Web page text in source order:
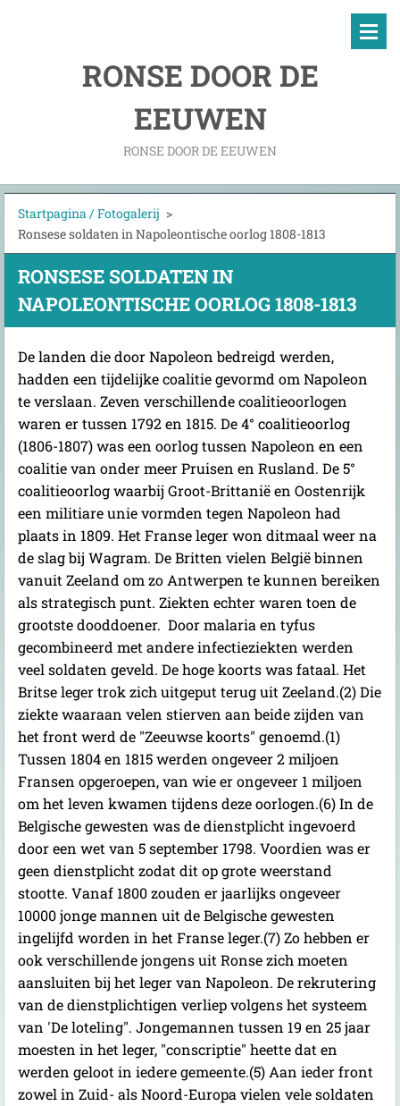
RONSE DOOR DE
EEUWEN
RONSE DOOR DE EEUWEN
Startpagina / Fotogalerij >
Ronsese soldaten in Napoleontische oorlog 1808-1813
RONSESE SOLDATEN IN
NAPOLEONTISCHE OORLOG 1808-1813
De landen die door Napoleon bedreigd werden,
hadden een tijdelijke coalitie gevormd om Napoleon
te verslaan. Zeven verschillende coalitieoorlogen
waren er tussen 1792 en 1815. De 4° coalitieoorlog
(1806-1807) was een oorlog tussen Napoleon en een
coalitie van onder meer Pruisen en Rusland. De 5°
coalitieoorlog waarbij Groot-Brittanië en Oostenrijk
een militiare unie vormden tegen Napoleon had
plaats in 1809. Het Franse leger won ditmaal weer na
de slag bij Wagram. De Britten vielen België binnen
vanuit Zeeland om zo Antwerpen te kunnen bereiken
als strategisch punt. Ziekten echter waren toen de
grootste dooddoener. Door malaria en tyfus
gecombineerd met andere infectieziekten werden
veel soldaten geveld. De hoge koorts was fataal. Het
Britse leger trok zich uitgeput terug uit Zeeland.(2) Die
ziekte waaraan velen stierven aan beide zijden van
het front werd de "Zeeuwse koorts" genoemd.(1)
Tussen 1804 en 1815 werden ongeveer 2 miljoen
Fransen opgeroepen, van wie er ongeveer 1 miljoen
om het leven kwamen tijdens deze oorlogen.(6) In de
Belgische gewesten was de dienstplicht ingevoerd
door een wet van 5 september 1798. Voordien was er
geen dienstplicht zodat dit op grote weerstand
stootte. Vanaf 1800 zouden er jaarlijks ongeveer
10000 jonge mannen uit de Belgische gewesten
ingelijfd worden in het Franse leger.(7) Zo hebben er
ook verschillende jongens uit Ronse zich moeten
aansluiten bij het leger van Napoleon. De rekrutering
van de dienstplichtigen verliep volgens het systeem
van 'De loteling". Jongemannen tussen 19 en 25 jaar
moesten in het leger, "conscriptie" heette dat en
werden geloot in iedere gemeente.(5) Aan ieder front
zowel in Zuid- als Noord-Europa vielen vele soldaten